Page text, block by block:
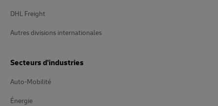
DHL Freight
Autres divisions internationales
Secteurs d'industries
Auto-Mobilité
Énergie